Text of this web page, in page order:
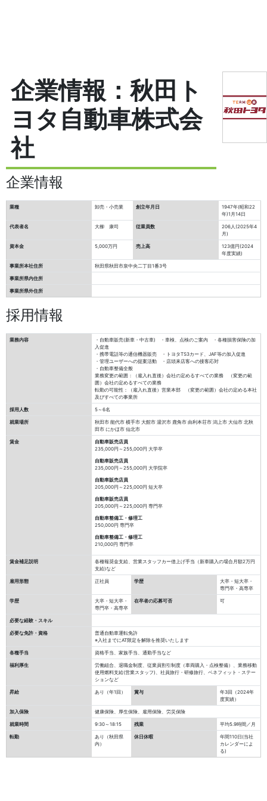
企業情報：秋田ト
ヨタ自動車株式会
社
企業情報
業種 卸売・小売業 創立年月日
1947年(昭和22
年)1月14日
代表者名 大柳 康司 従業員数
206人(2025年4
月)
資本金 5,000万円 売上高
123億円(2024
年度実績)
事業所本社住所 秋田県秋田市泉中央二丁目1番3号
事業所県内住所
事業所県外住所
採用情報
業務内容
・自動車販売(新車・中古車) ・車検、点検のご案内 ・各種損害保険の加
入促進
・携帯電話等の通信機器販売 ・トヨタTS3カード、JAF等の加入促進
・管理ユーザーへの提案活動 ・店頭来店客への接客応対
・自動車整備全般
業務変更の範囲：（雇入れ直後）会社の定めるすべての業務 （変更の範
囲）会社の定めるすべての業務
転勤の可能性：（雇入れ直後）営業本部 （変更の範囲）会社の定める本社
及びすべての事業所
採用人数 5～6名
就業場所
秋田市 能代市 横手市 大館市 湯沢市 鹿角市 由利本荘市 潟上市 大仙市 北秋
田市 にかほ市 仙北市
賃金
自動車販売店員
235,000円～255,000円 大学卒
自動車販売店員
235,000円～255,000円 大学院卒
自動車販売店員
205,000円～225,000円 短大卒
自動車販売店員
205,000円～225,000円 専門卒
自動車整備工・修理工
250,000円 専門卒
自動車整備工・修理工
210,000円 専門卒
賃金補足説明
各種報奨金支給、営業スタッフカー借上げ手当（新車購入の場合月額2万円
支給)など
雇用形態 正社員 学歴
大卒・短大卒・
専門卒・高専卒
学歴
大卒・短大卒・
専門卒・高専卒
在卒者の応募可否 可
必要な経験・スキル
必要な免許・資格
普通自動車運転免許
※入社までにAT限定を解除を推奨いたします
各種手当 資格手当、家族手当、通勤手当など
福利厚生
労働組合、退職金制度、従業員割引制度（車両購入・点検整備）、業務移動
使用燃料支給(営業スタッフ)、社員旅行・研修旅行、ベネフィット・ステー
ションなど
昇給 あり（年1回） 賞与
年3回（2024年
度実績）
加入保険 健康保険、厚生保険、雇用保険、労災保険
就業時間 9:30～18:15 残業 平均5.9時間／月
転勤
あり（秋田県
内）
休日休暇
年間110日(当社
カレンダーによ
る)